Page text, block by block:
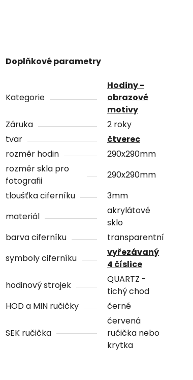
Doplňkové parametry
Kategorie
Hodiny -
obrazové
motivy
Záruka
2 roky
tvar
čtverec
rozměr hodin
290x290mm
rozměr skla pro
fotografii
290x290mm
tloušťka ciferníku
3mm
materiál
akrylátové
sklo
barva ciferníku
transparentní
symboly ciferníku
vyřezávaný
4 číslice
hodinový strojek
QUARTZ -
tichý chod
HOD a MIN ručičky
černé
SEK ručička
červená
ručička nebo
krytka